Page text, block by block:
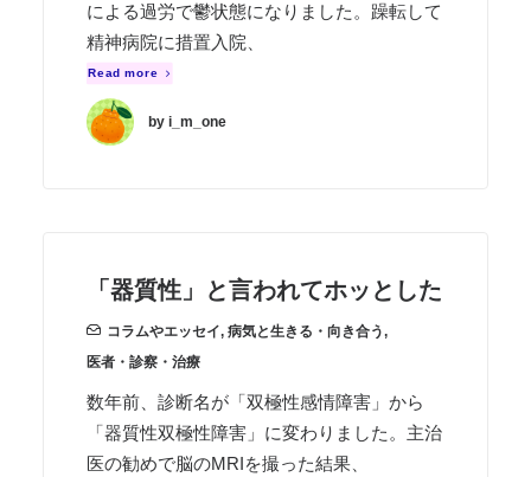
による過労で鬱状態になりました。躁転して
精神病院に措置入院、
Read more
by i_m_one
「器質性」と言われてホッとした
コラムやエッセイ, 病気と生きる・向き合う,
医者・診察・治療
数年前、診断名が「双極性感情障害」から
「器質性双極性障害」に変わりました。主治
医の勧めで脳のMRIを撮った結果、